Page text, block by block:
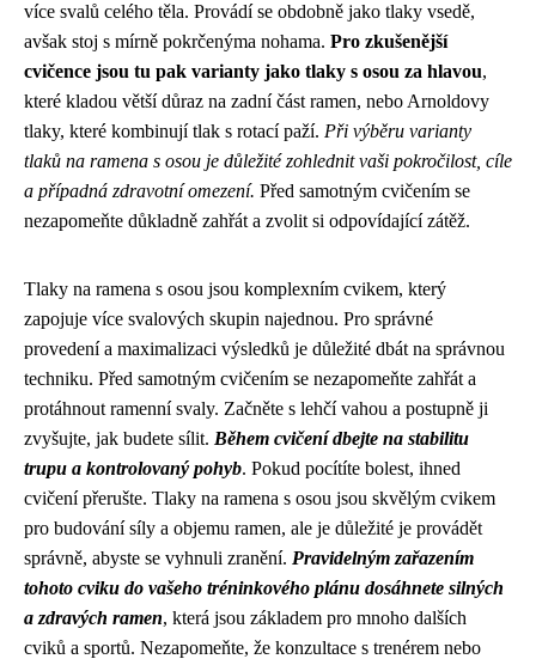
více svalů celého těla. Provádí se obdobně jako tlaky vsedě,
avšak stoj s mírně pokrčenýma nohama. Pro zkušenější
cvičence jsou tu pak varianty jako tlaky s osou za hlavou,
které kladou větší důraz na zadní část ramen, nebo Arnoldovy
tlaky, které kombinují tlak s rotací paží. Při výběru varianty
tlaků na ramena s osou je důležité zohlednit vaši pokročilost, cíle
a případná zdravotní omezení. Před samotným cvičením se
nezapomeňte důkladně zahřát a zvolit si odpovídající zátěž.
Tlaky na ramena s osou jsou komplexním cvikem, který
zapojuje více svalových skupin najednou. Pro správné
provedení a maximalizaci výsledků je důležité dbát na správnou
techniku. Před samotným cvičením se nezapomeňte zahřát a
protáhnout ramenní svaly. Začněte s lehčí vahou a postupně ji
zvyšujte, jak budete sílit. Během cvičení dbejte na stabilitu
trupu a kontrolovaný pohyb. Pokud pocítíte bolest, ihned
cvičení přerušte. Tlaky na ramena s osou jsou skvělým cvikem
pro budování síly a objemu ramen, ale je důležité je provádět
správně, abyste se vyhnuli zranění. Pravidelným zařazením
tohoto cviku do vašeho tréninkového plánu dosáhnete silných
a zdravých ramen, která jsou základem pro mnoho dalších
cviků a sportů. Nezapomeňte, že konzultace s trenérem nebo